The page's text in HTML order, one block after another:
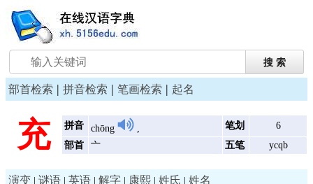
部首检索 | 拼音检索 | 笔画检索 | 起名
充 拼音 chōng , 笔划
6
部首
亠 五笔 ycqb
演变 谜语 英语 解字 康熙 姓氏 姓名